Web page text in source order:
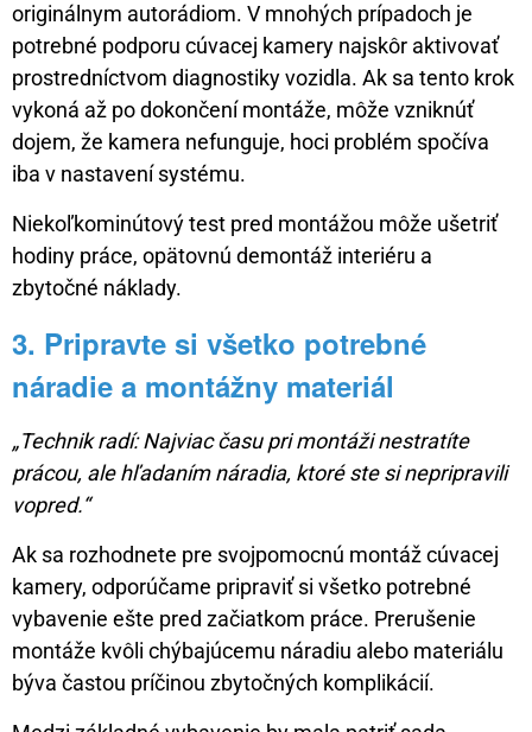
originálnym autorádiom. V mnohých prípadoch je
potrebné podporu cúvacej kamery najskôr aktivovať
prostredníctvom diagnostiky vozidla. Ak sa tento krok
vykoná až po dokončení montáže, môže vzniknúť
dojem, že kamera nefunguje, hoci problém spočíva
iba v nastavení systému.
Niekoľkominútový test pred montážou môže ušetriť
hodiny práce, opätovnú demontáž interiéru a
zbytočné náklady.
3. Pripravte si všetko potrebné
náradie a montážny materiál
„Technik radí: Najviac času pri montáži nestratíte
prácou, ale hľadaním náradia, ktoré ste si nepripravili
vopred.“
Ak sa rozhodnete pre svojpomocnú montáž cúvacej
kamery, odporúčame pripraviť si všetko potrebné
vybavenie ešte pred začiatkom práce. Prerušenie
montáže kvôli chýbajúcemu náradiu alebo materiálu
býva častou príčinou zbytočných komplikácií.